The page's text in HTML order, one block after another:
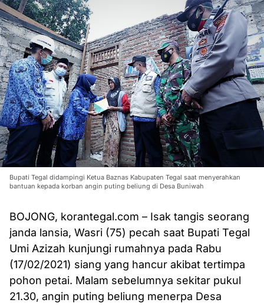
Bupati Tegal didampingi Ketua Baznas Kabupaten Tegal saat menyerahkan
bantuan kepada korban angin puting beliung di Desa Buniwah
BOJONG, korantegal.com – Isak tangis seorang
janda lansia, Wasri (75) pecah saat Bupati Tegal
Umi Azizah kunjungi rumahnya pada Rabu
(17/02/2021) siang yang hancur akibat tertimpa
pohon petai. Malam sebelumnya sekitar pukul
21.30, angin puting beliung menerpa Desa